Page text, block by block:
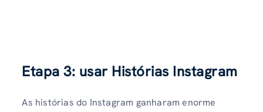
Etapa 3: usarHistórias Instagram
As histórias do Instagram ganharam enorme